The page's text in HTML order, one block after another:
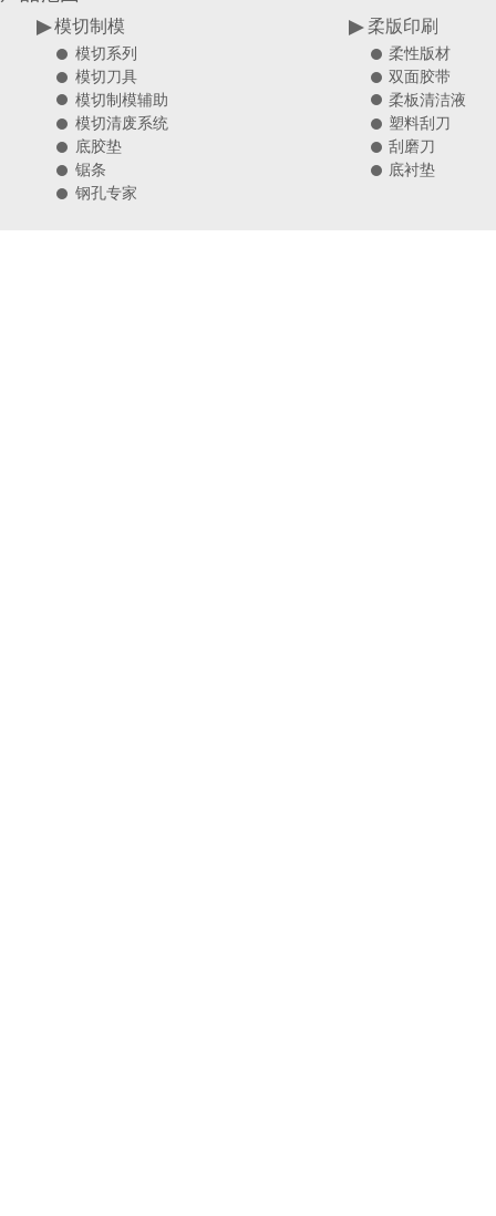
柔性版材
双面胶带
柔板清洁液
塑料刮刀
刮磨刀
底衬垫
柔版印刷
模切系列
模切刀具
模切制模辅助
模切清废系统
底胶垫
锯条
钢孔专家
模切制模